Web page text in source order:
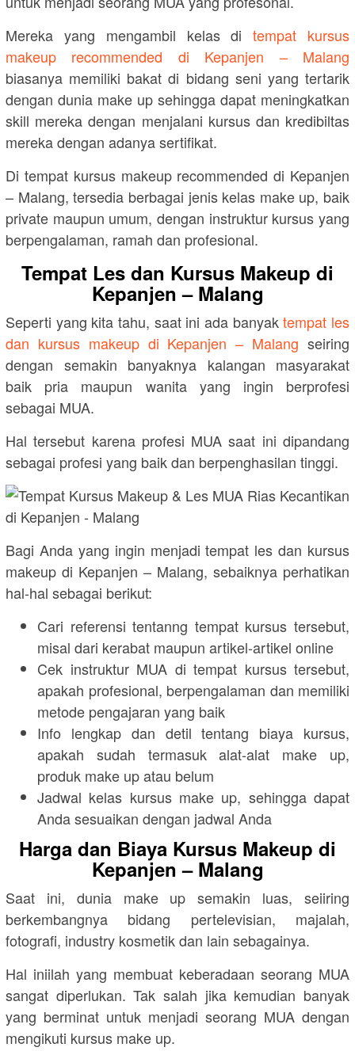
Mereka yang mengambil kelas ditempat kursus
makeup recommended di Kepanjen – Malang
biasanya memiliki bakat di bidang seni yang tertarik
dengan dunia make up sehingga dapat meningkatkan
skill mereka dengan menjalani kursus dan kredibiltas
mereka dengan adanya sertifikat.
Di tempat kursus makeup recommended di Kepanjen
– Malang, tersedia berbagai jenis kelas make up, baik
private maupun umum, dengan instruktur kursus yang
berpengalaman, ramah dan profesional.
Tempat Les dan Kursus Makeup di
Kepanjen – Malang
Seperti yang kita tahu, saat ini ada banyaktempat les
dan kursus makeup di Kepanjen – Malang seiring
dengan semakin banyaknya kalangan masyarakat
baik pria maupun wanita yang ingin berprofesi
sebagai MUA.
Hal tersebut karena profesi MUA saat ini dipandang
sebagai profesi yang baik dan berpenghasilan tinggi.
Bagi Anda yang ingin menjadi tempat les dan kursus
makeup di Kepanjen – Malang, sebaiknya perhatikan
hal-hal sebagai berikut:
Cari referensi tentanng tempat kursus tersebut,
misal dari kerabat maupun artikel-artikel online
Cek instruktur MUA di tempat kursus tersebut,
apakah profesional, berpengalaman dan memiliki
metode pengajaran yang baik
Info lengkap dan detil tentang biaya kursus,
apakah sudah termasuk alat-alat make up,
produk make up atau belum
Jadwal kelas kursus make up, sehingga dapat
Anda sesuaikan dengan jadwal Anda
Harga dan Biaya Kursus Makeup di
Kepanjen – Malang
Saat ini, dunia make up semakin luas, seiiring
berkembangnya bidang pertelevisian, majalah,
fotografi, industry kosmetik dan lain sebagainya.
Hal iniilah yang membuat keberadaan seorang MUA
sangat diperlukan. Tak salah jika kemudian banyak
yang berminat untuk menjadi seorang MUA dengan
mengikuti kursus make up.